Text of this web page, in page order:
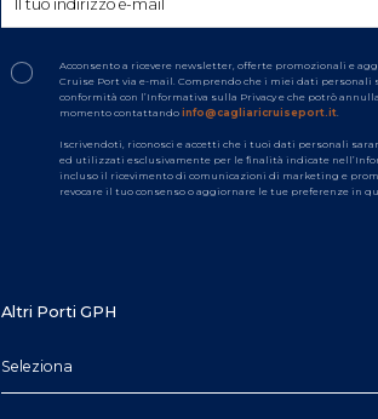
Acconsento a ricevere newsletter, offerte promozionali e
Cruise Port via e-mail. Comprendo che i miei dati
conformità con l’Informativa sulla Privacy e che potrò
momento contattandoinfo@cagliaricruiseport.it
Iscrivendoti, riconosci e accetti che i tuoi dati personali
ed utilizzati esclusivamente per le finalità indicate
incluso il ricevimento di comunicazioni di marketing e
revocare il tuo consenso o aggiornare le tue preferenze in
Altri Porti GPH
Seleziona